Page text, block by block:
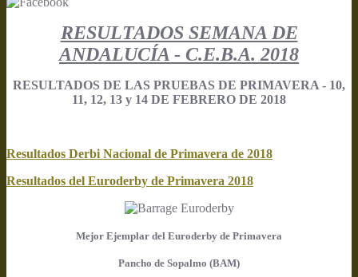
RESULTADOS SEMANA DE
ANDALUCÍA - C.E.B.A. 2018
RESULTADOS DE LAS PRUEBAS DE PRIMAVERA - 10,
11, 12, 13 y 14 DE FEBRERO DE 2018
Resultados Derbi Nacional de Primavera de 2018
Resultados del Euroderby de Primavera 2018
Mejor Ejemplar del Euroderby de Primavera
Pancho de Sopalmo (BAM)